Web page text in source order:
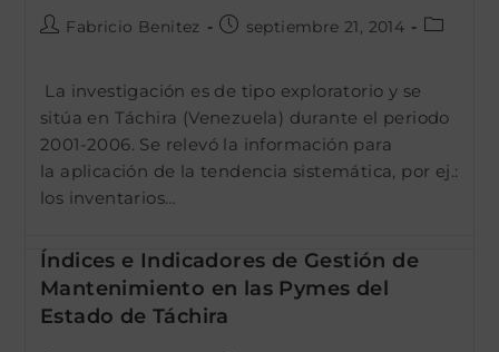
Autor
entrada:
Fabricio Benitez
Publicación
entrada:
septiembre 21, 2014
La investigación es de tipo exploratorio y se
sitúa en Táchira (Venezuela) durante el periodo
2001-2006. Se relevó la información para
la aplicación de la tendencia sistemática, por ej.:
los inventarios…
Índices e Indicadores de Gestión de
Mantenimiento en las Pymes del
Estado de Táchira